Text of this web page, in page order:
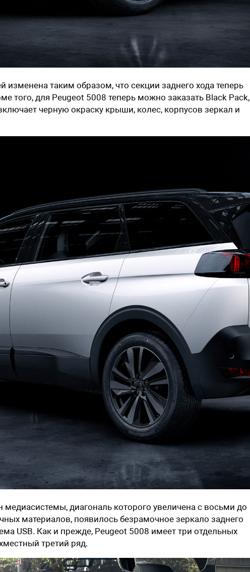
таким образом, что секции заднего хода теперь
того, для Peugeot 5008 теперь можно заказать Black Pack,
черную окраску крыши, колес, корпусов зеркал и
диагональ которого увеличена с восьми до
материалов, появилось безрамочное зеркало заднего
USB. Как и прежде, Peugeot 5008 имеет три отдельных
третий ряд.